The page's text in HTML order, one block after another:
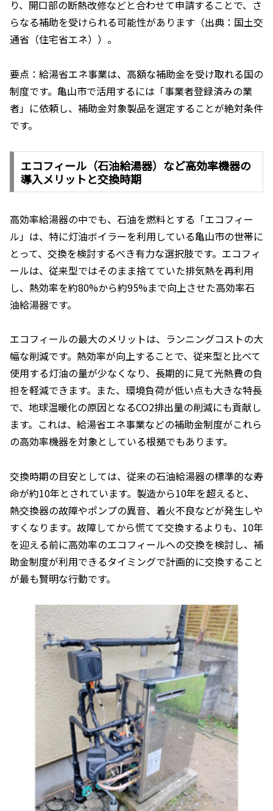
り、開口部の断熱改修などと合わせて申請することで、さ
らなる補助を受けられる可能性があります（出典：国土交
通省（住宅省エネ））。
要点：給湯省エネ事業は、高額な補助金を受け取れる国の
制度です。亀山市で活用するには「事業者登録済みの業
者」に依頼し、補助金対象製品を選定することが絶対条件
です。
エコフィール（石油給湯器）など高効率機器の
導入メリットと交換時期
高効率給湯器の中でも、石油を燃料とする「エコフィー
ル」は、特に灯油ボイラーを利用している亀山市の世帯に
とって、交換を検討するべき有力な選択肢です。エコフィ
ールは、従来型ではそのまま捨てていた排気熱を再利用
し、熱効率を約80%から約95%まで向上させた高効率石
油給湯器です。
エコフィールの最大のメリットは、ランニングコストの大
幅な削減です。熱効率が向上することで、従来型と比べて
使用する灯油の量が少なくなり、長期的に見て光熱費の負
担を軽減できます。また、環境負荷が低い点も大きな特長
で、地球温暖化の原因となるCO2排出量の削減にも貢献し
ます。これは、給湯省エネ事業などの補助金制度がこれら
の高効率機器を対象としている根拠でもあります。
交換時期の目安としては、従来の石油給湯器の標準的な寿
命が約10年とされています。製造から10年を超えると、
熱交換器の故障やポンプの異音、着火不良などが発生しや
すくなります。故障してから慌てて交換するよりも、10年
を迎える前に高効率のエコフィールへの交換を検討し、補
助金制度が利用できるタイミングで計画的に交換すること
が最も賢明な行動です。